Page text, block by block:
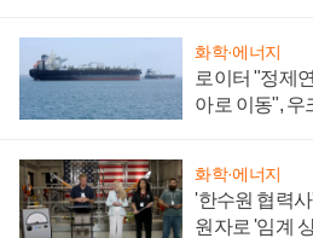
화학·에너지
로이터 "정제
아로 이동", 우
화학·에너지
'한수원 협력
원자로 '임계